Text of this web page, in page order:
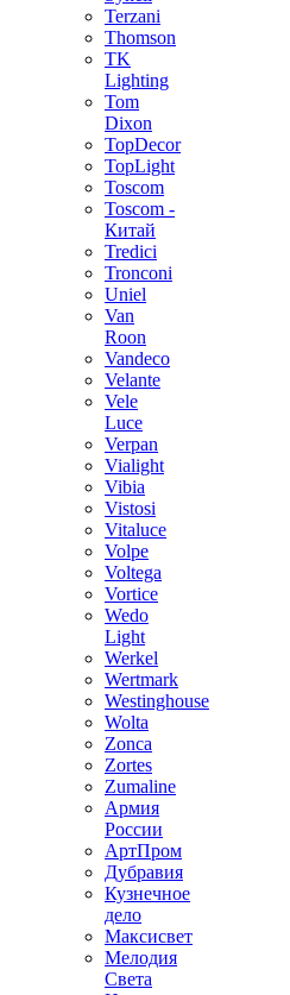
Terzani
Thomson
TK
Lighting
Tom
Dixon
TopDecor
TopLight
Toscom
Toscom -
Китай
Tredici
Tronconi
Uniel
Van
Roon
Vandeco
Velante
Vele
Luce
Verpan
Vialight
Vibia
Vistosi
Vitaluce
Volpe
Voltega
Vortice
Wedo
Light
Werkel
Wertmark
Westinghouse
Wolta
Zonca
Zortes
Zumaline
Армия
России
АртПром
Дубравия
Кузнечное
дело
Максисвет
Мелодия
Света